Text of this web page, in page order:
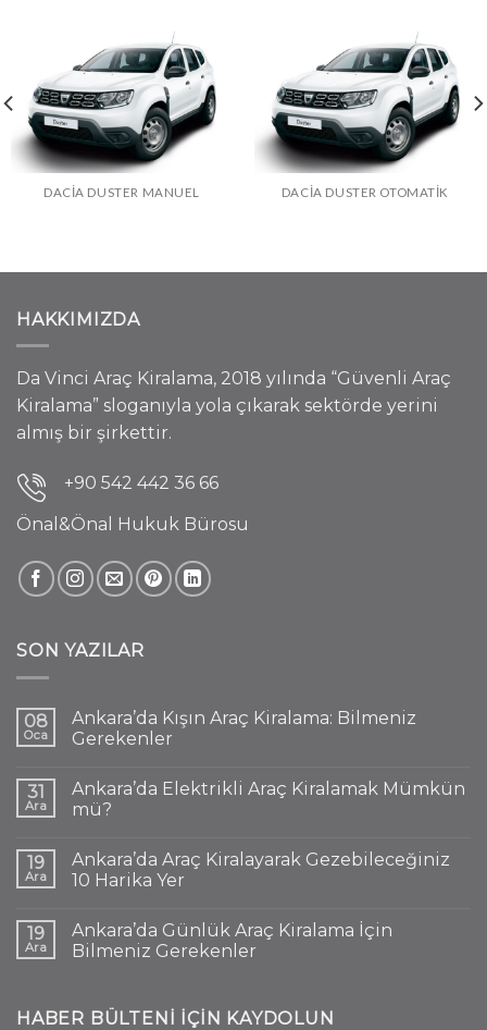
DACIA DUSTER MANUEL DACIA DUSTER OTOMATIK
HAKKIMIZDA
Da Vinci Araç Kiralama, 2018 yılında “Güvenli Araç
Kiralama” sloganıyla yola çıkarak sektörde yerini
almış bir şirkettir.
+90 542 442 36 66
Önal&Önal Hukuk Bürosu
SON YAZILAR
08
Oca
Ankara’da Kışın Araç Kiralama: Bilmeniz
Gerekenler
31
Ara
Ankara’da Elektrikli Araç Kiralamak Mümkün
mü?
19
Ara
Ankara’da Araç Kiralayarak Gezebileceğiniz
10 Harika Yer
19
Ara
Ankara’da Günlük Araç Kiralama İçin
Bilmeniz Gerekenler
HABER BÜLTENI IÇIN KAYDOLUN